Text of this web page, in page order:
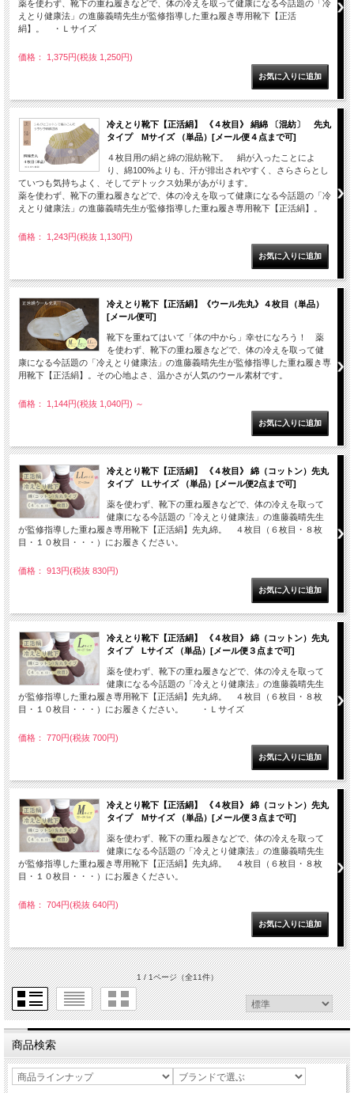
薬を使わず、靴下の重ね履きなどで、体の冷えを取って健康になる今話題の「冷
えとり健康法」の進藤義晴先生が監修指導した重ね履き専用靴下【正活
絹】。 ・Ｌサイズ
価格： 1,375円(税抜 1,250円)
冷えとり靴下【正活絹】 《４枚目》 絹綿 〔混紡〕 先丸
タイプ Mサイズ （単品）[メール便４点まで可]
４枚目用の絹と綿の混紡靴下。 絹が入ったことによ
り、綿100%よりも、汗が排出されやすく、さらさらとし
ていつも気持ちよく、そしてデトックス効果があがります。
薬を使わず、靴下の重ね履きなどで、体の冷えを取って健康になる今話題の「冷
えとり健康法」の進藤義晴先生が監修指導した重ね履き専用靴下【正活絹】。
価格： 1,243円(税抜 1,130円)
冷えとり靴下【正活絹】《ウール先丸》４枚目（単品）
[メール便可]
靴下を重ねてはいて「体の中から」幸せになろう！ 薬
を使わず、靴下の重ね履きなどで、体の冷えを取って健
康になる今話題の「冷えとり健康法」の進藤義晴先生が監修指導した重ね履き専
用靴下【正活絹】。その心地よさ、温かさが人気のウール素材です。
価格： 1,144円(税抜 1,040円) ～
冷えとり靴下【正活絹】 《４枚目》 綿（コットン）先丸
タイプ LLサイズ （単品）[メール便2点まで可]
薬を使わず、靴下の重ね履きなどで、体の冷えを取って
健康になる今話題の「冷えとり健康法」の進藤義晴先生
が監修指導した重ね履き専用靴下【正活絹】先丸綿。 ４枚目（６枚目・８枚
目・１０枚目・・・）にお履きください。
価格： 913円(税抜 830円)
冷えとり靴下【正活絹】 《４枚目》 綿（コットン）先丸
タイプ Lサイズ （単品）[メール便３点まで可]
薬を使わず、靴下の重ね履きなどで、体の冷えを取って
健康になる今話題の「冷えとり健康法」の進藤義晴先生
が監修指導した重ね履き専用靴下【正活絹】先丸綿。 ４枚目（６枚目・８枚
目・１０枚目・・・）にお履きください。 ・Ｌサイズ
価格： 770円(税抜 700円)
冷えとり靴下【正活絹】 《４枚目》 綿（コットン）先丸
タイプ Mサイズ （単品）[メール便３点まで可]
薬を使わず、靴下の重ね履きなどで、体の冷えを取って
健康になる今話題の「冷えとり健康法」の進藤義晴先生
が監修指導した重ね履き専用靴下【正活絹】先丸綿。 ４枚目（６枚目・８枚
目・１０枚目・・・）にお履きください。
価格： 704円(税抜 640円)
1 / 1ページ（全11件）
商品検索